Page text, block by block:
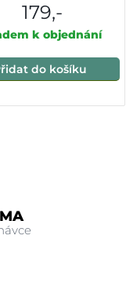
179,-
k objednání
do košíku